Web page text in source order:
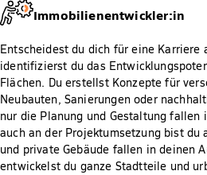
Immobilienentwickler:in
Entscheidest du dich für eine
identifizierst du das
Flächen. Du erstellst Konzepte für
Neubauten, Sanierungen oder
nur die Planung und Gestaltung fallen
auch an der Projektumsetzung bist
und private Gebäude fallen in deinen
entwickelst du ganze Stadtteile und